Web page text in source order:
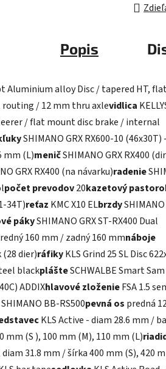
Popis
Aluminium alloy Disc / tapered HT,
/ 12 mm thru axlevidlica
/ flat mount disc brake / internal
SHIMANO GRX RX600-10 (46x30T) -
mm (L)meničSHIMANO GRX RX400
GRX RX400 (na návarku)radenie
počet prevodov20kazetový
34T)reťaz KMC X10 ELbrzdySHIMANO
pákySHIMANO GRX ST-RX400 Dual
160 mm / zadný 160 mmnáboje
(28 dier)ráfikyKLS Grind 25 SL Disc
blackplášteSCHWALBE Smart Sam
ADDIXhlavové zloženieFSA 1.5
SHIMANO BB-RS500pevná os predná
KLS Active - diam 28.6 mm /
mm (S ), 100 mm (M), 110 mm (L)
31.8 mm / šírka 400 mm (S), 420